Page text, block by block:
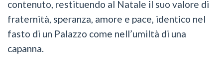
contenuto, restituendo al Natale il suo valore di
fraternità, speranza, amore e pace, identico nel
fasto di un Palazzo come nell’umiltà di una
capanna.